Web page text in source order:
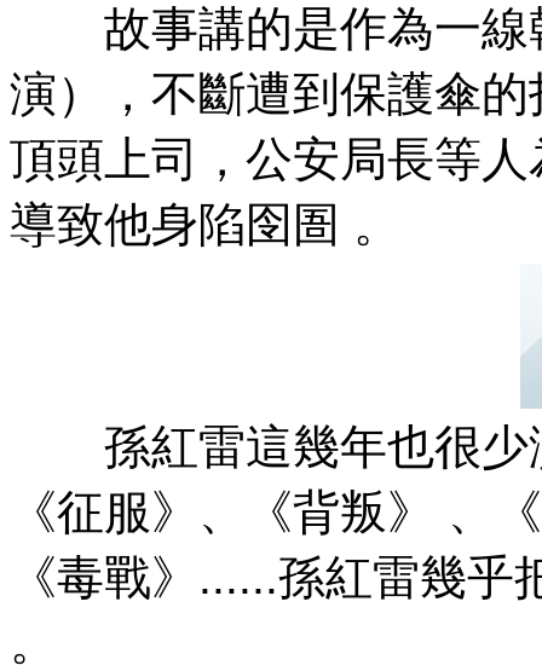
故事講的是作為一線
演），不斷遭到保護傘的
頂頭上司 ，公安局長等人
導致他身陷囹圄 。
孫紅雷這幾年也很少演這
《征服》、《背叛》 、
《毒戰》......孫紅雷幾乎
。